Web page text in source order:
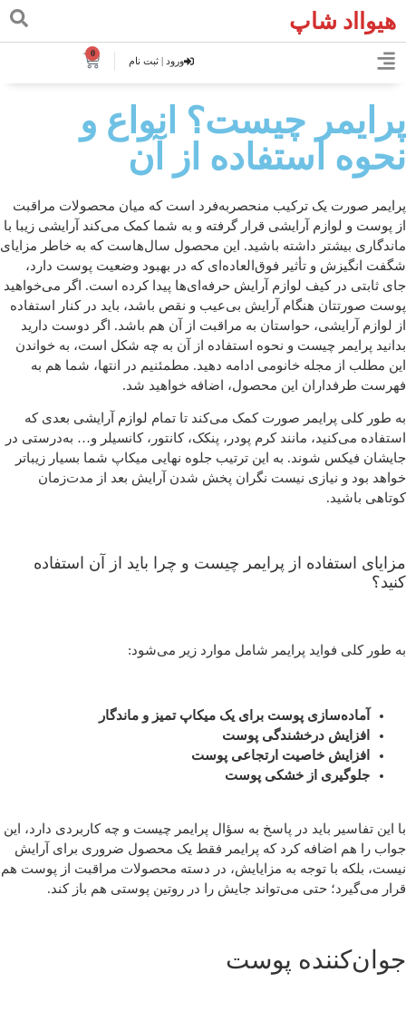
هیوااد شاپ
ورود | ثبت نام
0
پرایمر چیست؟ انواع و
نحوه استفاده از آن
پرایمر صورت یک ترکیب منحصربه‌فرد است که میان محصولات مراقبت
از پوست و لوازم آرایشی قرار گرفته و به شما کمک می‌کند آرایشی زیبا با
ماندگاری بیشتر داشته باشید. این محصول سال‌هاست که به خاطر مزایای
شگفت انگیزش و تأثیر فوق‌العاده‌ای که در بهبود وضعیت پوست دارد،
جای ثابتی در کیف لوازم آرایش حرفه‌ای‌ها پیدا کرده است. اگر می‌خواهید
پوست صورتتان هنگام آرایش بی‌عیب و نقص باشد، باید در کنار استفاده
از لوازم آرایشی، حواستان به مراقبت از آن هم باشد. اگر دوست دارید
بدانید پرایمر چیست و نحوه استفاده از آن به چه شکل است، به خواندن
این مطلب از مجله خانومی ادامه دهید. مطمئنیم در انتها، شما هم به
فهرست طرفداران این محصول، اضافه خواهید شد.
به طور کلی پرایمر صورت کمک می‌کند تا تمام لوازم آرایشی بعدی که
استفاده می‌کنید، مانند کرم پودر، پنکک، کانتور، کانسیلر و… به‌درستی در
جایشان فیکس شوند. به این ترتیب جلوه نهایی میکاپ شما بسیار زیباتر
خواهد بود و نیازی نیست نگران پخش شدن آرایش بعد از مدت‌زمان
کوتاهی باشید.
مزایای استفاده از پرایمر چیست و چرا باید از آن استفاده
کنید؟
به طور کلی فواید پرایمر شامل موارد زیر می‌شود:
آماده‌سازی پوست برای یک میکاپ تمیز و ماندگار
افزایش درخشندگی پوست
افزایش خاصیت ارتجاعی پوست
جلوگیری از خشکی پوست
با این تفاسیر باید در پاسخ به سؤال پرایمر چیست و چه کاربردی دارد، این
جواب را هم اضافه کرد که پرایمر فقط یک محصول ضروری برای آرایش
نیست، بلکه با توجه به مزایایش، در دسته محصولات مراقبت از پوست هم
قرار می‌گیرد؛ حتی می‌تواند جایش را در روتین پوستی هم باز کند.
جوان‌کننده پوست